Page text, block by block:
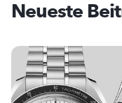
Neueste